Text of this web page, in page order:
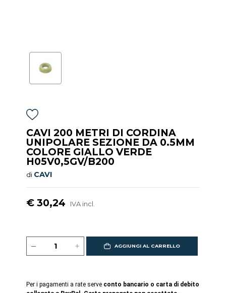
CAVI 200 METRI DI CORDINA
UNIPOLARE SEZIONE DA 0.5MM
COLORE GIALLO VERDE
H05V0,5GV/B200
di CAVI
€ 30,24 IVA incl.
AGGIUNGI AL CARRELLO
Per i pagamenti a rate serve conto bancario o carta di debito